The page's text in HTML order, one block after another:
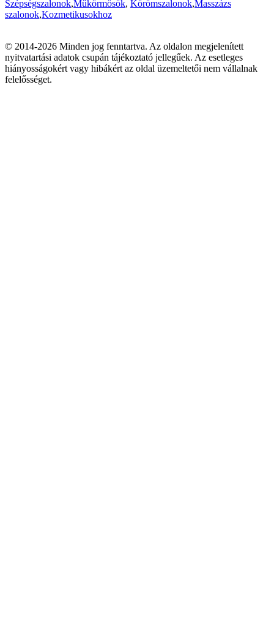
Szépségszalonok,Műkörmösök, Körömszalonok,Masszázs
szalonok,Kozmetikusokhoz
© 2014-2026 Minden jog fenntartva. Az oldalon megjelenített
nyitvatartási adatok csupán tájékoztató jellegűek. Az esetleges
hiányosságokért vagy hibákért az oldal üzemeltetői nem vállalnak
felelősséget.